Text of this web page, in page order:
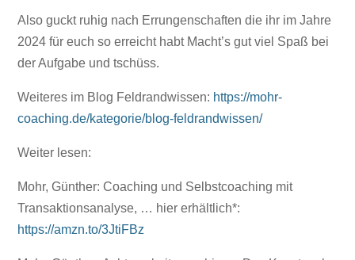
Also guckt ruhig nach Errungenschaften die ihr im Jahre
2024 für euch so erreicht habt Macht’s gut viel Spaß bei
der Aufgabe und tschüss.
Weiteres im Blog Feldrandwissen: https://mohr-
coaching.de/kategorie/blog-feldrandwissen/
Weiter lesen:
Mohr, Günther: Coaching und Selbstcoaching mit
Transaktionsanalyse, … hier erhältlich*:
https://amzn.to/3JtiFBz